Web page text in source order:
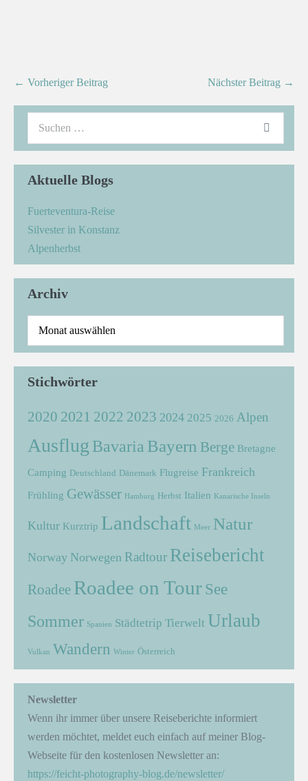
← Vorheriger Beitrag Nächster Beitrag →
Aktuelle Blogs
Fuerteventura-Reise
Silvester in Konstanz
Alpenherbst
Archiv
Stichwörter
2020 2021 2022 2023 2024 2025 2026 Alpen
Ausflug Bavaria Bayern Berge Bretagne
Camping Deutschland Dänemark Flugreise Frankreich
Frühling Gewässer Hamburg Herbst Italien Kanarische Inseln
Kultur Kurztrip Landschaft Meer Natur
Norway Norwegen Radtour Reisebericht
Roadee Roadee on Tour See
Sommer Spanien Städtetrip Tierwelt Urlaub
Vulkan Wandern Winter Österreich
Newsletter
Wenn ihr immer über unsere Reiseberichte informiert
werden möchtet, meldet euch einfach auf meiner Blog-
Webseite für den kostenlosen Newsletter an:
https://feicht-photography-blog.de/newsletter/